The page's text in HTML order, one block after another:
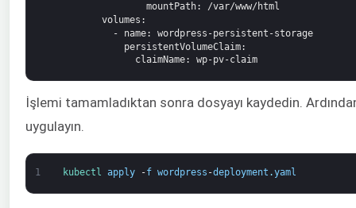
mountPath: /var/www/html
volumes :
-
name: wordpress-persistent-storage
persistentVolumeClaim:
claimName: wp-pv-claim
İşlemi tamamladıktan sonra dosyayı kaydedin.
uygulayın.
1 kubectl apply -f wordpress -deployment .yaml